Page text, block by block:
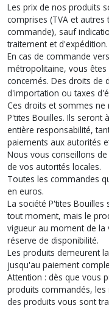
Les prix de nos produits
comprises (TVA et
commande), sauf
traitement et d'expédition.
En cas de commande
métropolitaine, vous
concernés. Des droits de
d'importation ou taxes
Ces droits et sommes ne
P'tites Bouilles. Ils seront
entière responsabilité,
paiements aux autorités
Nous vous conseillons
de vos autorités locales.
Toutes les commandes
en euros.
La société P'tites
tout moment, mais le
vigueur au moment de la
réserve de disponibilité.
Les produits demeurent
jusqu'au paiement
Attention : dès que vous
produits commandés,
des produits vous sont